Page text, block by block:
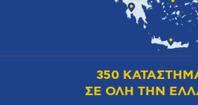
350
ΣΕ ΟΛΗ ΤΗΝ